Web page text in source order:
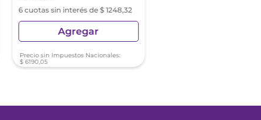
6 cuotas sin interés de $ 1248,32
Agregar
Precio sin Impuestos Nacionales:
$ 6190,05